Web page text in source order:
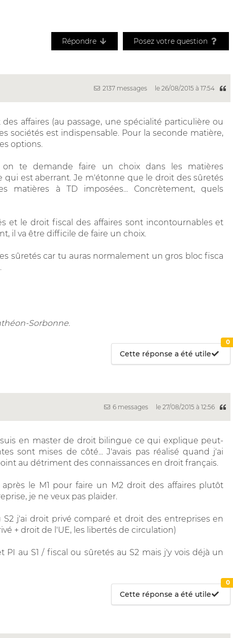
Répondre Posez votre question
2137 messages le 26/08/2015 à 17:54
affaires (au passage, une spécialité particulière ou
sociétés est indispensable. Pour la seconde matière,
options.
te demande faire un choix dans les matières
qui est aberrant. Je m'étonne que le droit des sûretés
à TD imposées... Concrètement, quels
et le droit fiscal des affaires sont incontournables et
il va être difficile de faire un choix.
sûretés car tu auras normalement un gros bloc fisca
Sorbonne.
Cette réponse a été utile
0
6 messages le 27/08/2015 à 12:56
en master de droit bilingue ce qui explique peut-
sont mises de côté... J'avais pas réalisé quand j'ai
au détriment des connaissances en droit français.
le M1 pour faire un M2 droit des affaires plutôt
je ne veux pas plaider.
j'ai droit privé comparé et droit des entreprises en
+ droit de l'UE, les libertés de circulation)
au S1 / fiscal ou sûretés au S2 mais j'y vois déjà un
Cette réponse a été utile
0